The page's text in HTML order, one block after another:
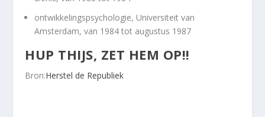
ontwikkelingspsychologie, Universiteit van
Amsterdam, van 1984 tot augustus 1987
HUP THIJS, ZET HEM OP!!
Bron:Herstel de Republiek